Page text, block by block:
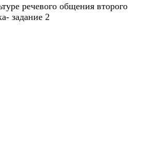
речевого общения второго
задание 2